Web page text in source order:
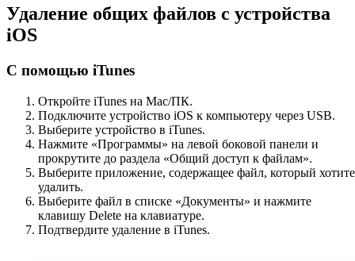
Удаление общих файлов с устройства
iOS
С помощью iTunes
Откройте iTunes на Mac/ПК.
Подключите устройство iOS к компьютеру через USB.
Выберите устройство в iTunes.
Нажмите «Программы» на левой боковой панели и
прокрутите до раздела «Общий доступ к файлам».
Выберите приложение, содержащее файл, который хотите
удалить.
Выберите файл в списке «Документы» и нажмите
клавишу Delete на клавиатуре.
Подтвердите удаление в iTunes.